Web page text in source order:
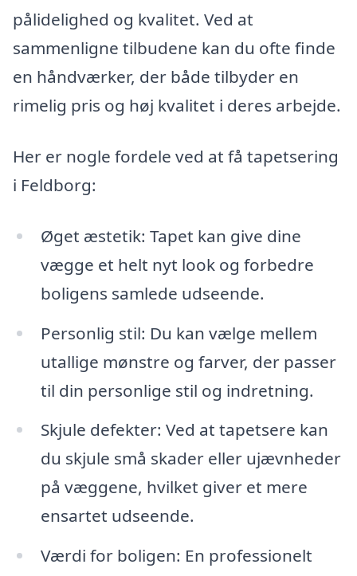
pålidelighed og kvalitet. Ved at
sammenligne tilbudene kan du ofte finde
en håndværker, der både tilbyder en
rimelig pris og høj kvalitet i deres arbejde.
Her er nogle fordele ved at få tapetsering
i Feldborg:
Øget æstetik: Tapet kan give dine
vægge et helt nyt look og forbedre
boligens samlede udseende.
Personlig stil: Du kan vælge mellem
utallige mønstre og farver, der passer
til din personlige stil og indretning.
Skjule defekter: Ved at tapetsere kan
du skjule små skader eller ujævnheder
på væggene, hvilket giver et mere
ensartet udseende.
Værdi for boligen: En professionelt